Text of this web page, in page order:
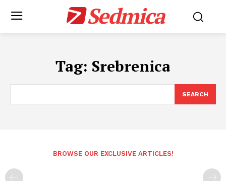
Sedmica
Tag: Srebrenica
SEARCH
BROWSE OUR EXCLUSIVE ARTICLES!